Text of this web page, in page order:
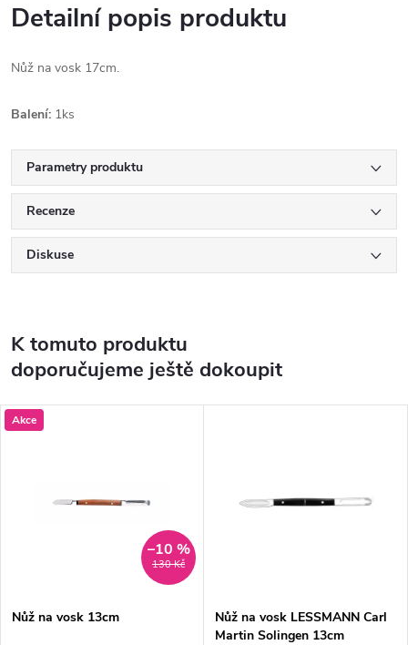
Detailní popis produktu
Nůž na vosk 17cm.
Balení: 1ks
Parametry produktu
Recenze
Diskuse
K tomuto produktu
doporučujeme ještě dokoupit
Akce
130 Kč
–10 %
Nůž na vosk 13cm
Nůž na vosk LESSMANN Carl
Martin Solingen 13cm